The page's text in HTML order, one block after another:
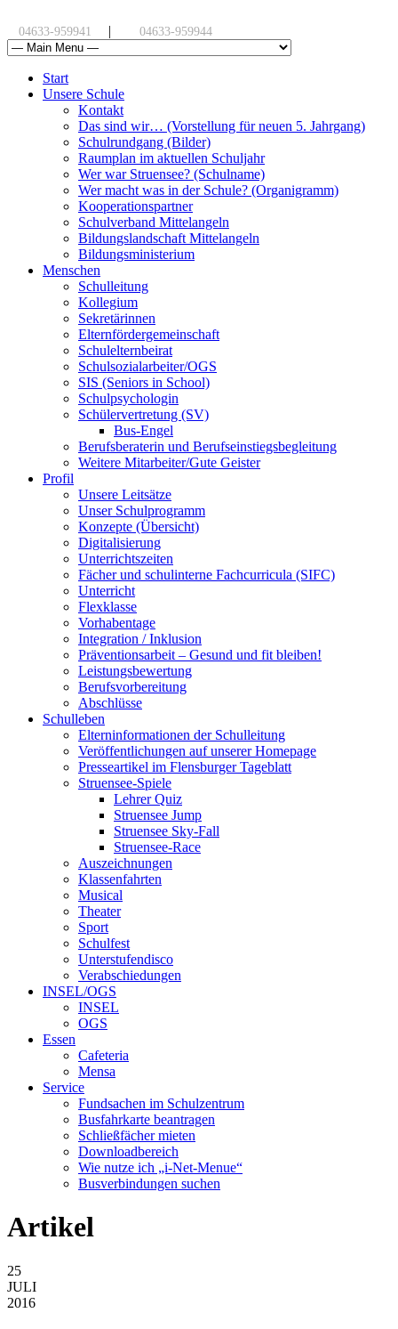
04633-959941 | 04633-959944
Start
Unsere Schule
Kontakt
Das sind wir… (Vorstellung für neuen 5. Jahrgang)
Schulrundgang (Bilder)
Raumplan im aktuellen Schuljahr
Wer war Struensee? (Schulname)
Wer macht was in der Schule? (Organigramm)
Kooperationspartner
Schulverband Mittelangeln
Bildungslandschaft Mittelangeln
Bildungsministerium
Menschen
Schulleitung
Kollegium
Sekretärinnen
Elternfördergemeinschaft
Schulelternbeirat
Schulsozialarbeiter/OGS
SIS (Seniors in School)
Schulpsychologin
Schülervertretung (SV)
Bus-Engel
Berufsberaterin und Berufseinstiegsbegleitung
Weitere Mitarbeiter/Gute Geister
Profil
Unsere Leitsätze
Unser Schulprogramm
Konzepte (Übersicht)
Digitalisierung
Unterrichtszeiten
Fächer und schulinterne Fachcurricula (SIFC)
Unterricht
Flexklasse
Vorhabentage
Integration / Inklusion
Präventionsarbeit – Gesund und fit bleiben!
Leistungsbewertung
Berufsvorbereitung
Abschlüsse
Schulleben
Elterninformationen der Schulleitung
Veröffentlichungen auf unserer Homepage
Presseartikel im Flensburger Tageblatt
Struensee-Spiele
Lehrer Quiz
Struensee Jump
Struensee Sky-Fall
Struensee-Race
Auszeichnungen
Klassenfahrten
Musical
Theater
Sport
Schulfest
Unterstufendisco
Verabschiedungen
INSEL/OGS
INSEL
OGS
Essen
Cafeteria
Mensa
Service
Fundsachen im Schulzentrum
Busfahrkarte beantragen
Schließfächer mieten
Downloadbereich
Wie nutze ich „i-Net-Menue“
Busverbindungen suchen
Artikel
25
JULI
2016